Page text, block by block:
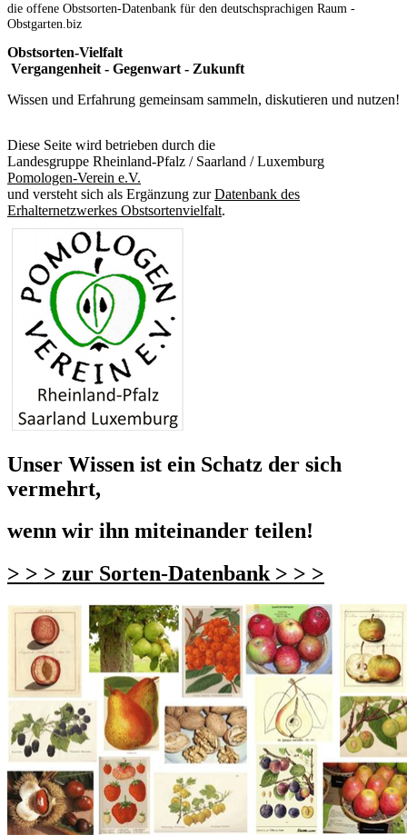
die offene Obstsorten-Datenbank für den deutschsprachigen Raum -
Obstgarten.biz
Obstsorten-Vielfalt
Vergangenheit - Gegenwart - Zukunft
Wissen und Erfahrung gemeinsam sammeln, diskutieren und nutzen!
Diese Seite wird betrieben durch die
Landesgruppe Rheinland-Pfalz / Saarland / Luxemburg
Pomologen-Verein e.V.
und versteht sich als Ergänzung zurDatenbank des
Erhalternetzwerkes Obstsortenvielfalt.
Unser Wissen ist ein Schatz der sich
vermehrt,
wenn wir ihn miteinander teilen!
> > > zur Sorten-Datenbank > > >